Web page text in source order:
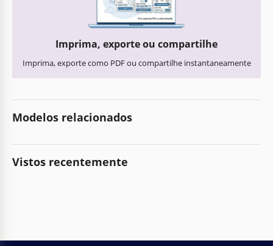
Imprima, exporte ou compartilhe
Imprima, exporte como PDF ou compartilhe instantaneamente
Modelos relacionados
Vistos recentemente